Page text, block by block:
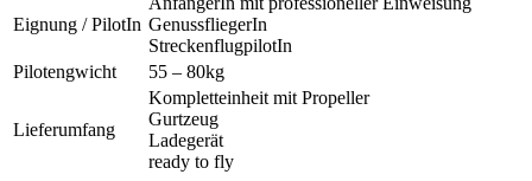
Eignung / PilotIn GenussfliegerIn
StreckenflugpilotIn
Pilotengwicht
55 – 80kg
Lieferumfang
Kompletteinheit mit Propeller
Gurtzeug
Ladegerät
ready to fly